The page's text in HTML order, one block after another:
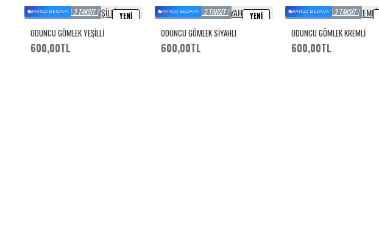
PEŞIN FIYATINA 3 TAKSIT ! YENI
KARGO BEDAVA
ODUNCU GÖMLEK YEŞİLLİ
600,00TL
PEŞIN FIYATINA 3 TAKSIT ! YENI
KARGO BEDAVA
ODUNCU GÖMLEK SİYAHLI
600,00TL
PEŞIN FIYATINA 3 TAKSIT !
KARGO BEDAVA
ODUNCU GÖMLEK KREMLİ
600,00TL